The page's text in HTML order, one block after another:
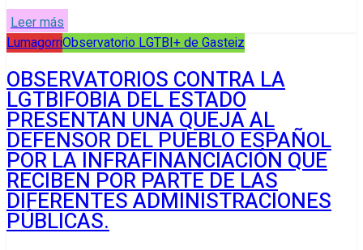
Leer más
LumagorriObservatorio LGTBI+ de Gasteiz
OBSERVATORIOS CONTRA LA
LGTBIFOBIA DEL ESTADO
PRESENTAN UNA QUEJA AL
DEFENSOR DEL PUEBLO ESPAÑOL
POR LA INFRAFINANCIACIÓN QUE
RECIBEN POR PARTE DE LAS
DIFERENTES ADMINISTRACIONES
PÚBLICAS.